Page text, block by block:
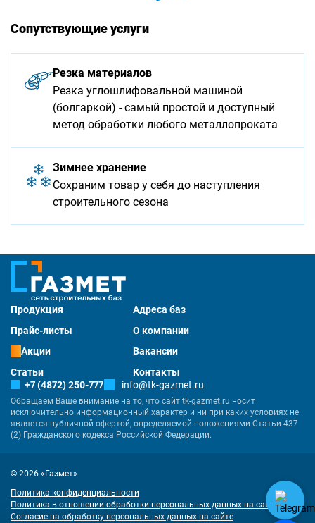
Сопутствующие услуги
Резка материалов
Резка углошлифовальной машиной
(болгаркой) - самый простой и доступный
метод обработки любого металлопроката
Зимнее хранение
Сохраним товар у себя до наступления
строительного сезона
Продукция
Адреса баз
Прайс-листы
О компании
Акции
Вакансии
Статьи
Контакты
+7 (4872) 250-777
info@tk-gazmet.ru
Обращаем Ваше внимание на то, что сайт tk-gazmet.ru носит
исключительно информационный характер и ни при каких условиях не
является публичной офертой, определяемой положениями Статьи 437
(2) Гражданского кодекса Российской Федерации.
© 2026 «Газмет»
Политика конфиденциальности
Политика в отношении обработки персональных данных на сайте
Согласие на обработку персональных данных на сайте